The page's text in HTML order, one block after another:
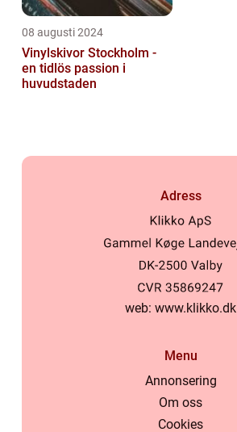
08 augusti 2024
Vinylskivor Stockholm -
en tidlös passion i
huvudstaden
Adress
web: www.klikko.dk
Menu
Annonsering
Om oss
Cookies